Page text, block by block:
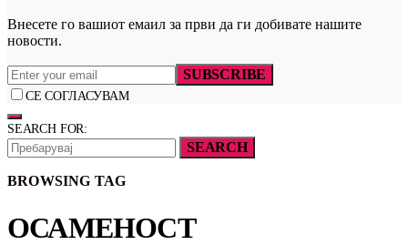
Внесете го вашиот емаил за први да ги добивате нашите
новости.
SUBSCRIBE
СЕ СОГЛАСУВАМ
SEARCH FOR:
SEARCH
BROWSING TAG
ОСАМЕНОСТ